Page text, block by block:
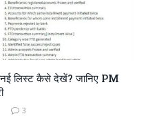
लिस्ट कैसे देखें? जानिए PM
3